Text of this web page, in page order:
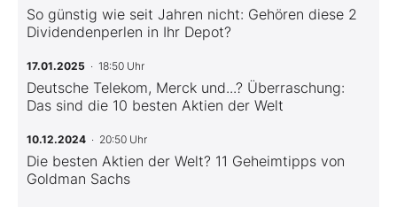
So günstig wie seit Jahren nicht: Gehören diese 2
Dividendenperlen in Ihr Depot?
17.01.2025 · 18:50 Uhr
Deutsche Telekom, Merck und...? Überraschung:
Das sind die 10 besten Aktien der Welt
10.12.2024 · 20:50 Uhr
Die besten Aktien der Welt? 11 Geheimtipps von
Goldman Sachs